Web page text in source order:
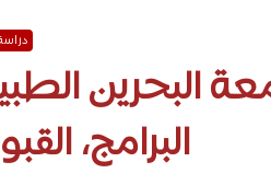
البحرين
البرامج،